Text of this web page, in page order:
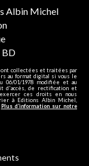
Albin Michel
BD
collectées et traitées par
au format digital si vous le
06/01/1978 modifiée et au
d'accès, de rectification et
exercer ces droits en nous
à Editions Albin Michel,
Plus d’information sur notre